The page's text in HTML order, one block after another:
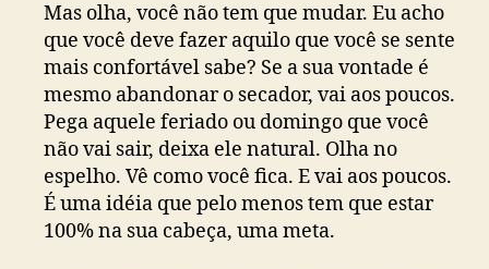
Mas olha, você não tem que mudar. Eu acho
que você deve fazer aquilo que você se sente
mais confortável sabe? Se a sua vontade é
mesmo abandonar o secador, vai aos poucos.
Pega aquele feriado ou domingo que você
não vai sair, deixa ele natural. Olha no
espelho. Vê como você fica. E vai aos poucos.
É uma idéia que pelo menos tem que estar
100% na sua cabeça, uma meta.